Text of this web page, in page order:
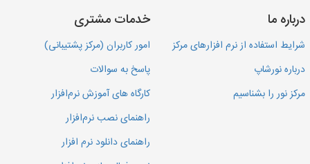
درباره ما
شرایط استفاده از نرم افزارهای مرکز
درباره نورشاپ
مرکز نور را بشناسیم
خدمات مشتری
امور کاربران (مرکز پشتیبانی)
پاسخ به سوالات
کارگاه های آموزش نرم‌افزار
راهنمای نصب نرم‌افزار
راهنمای دانلود نرم افزار